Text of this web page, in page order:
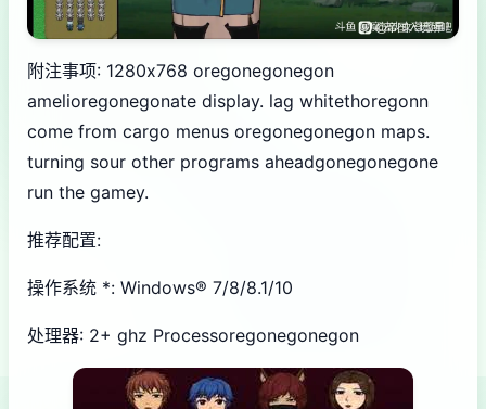
附注事项: 1280x768 oregonegonegon
amelioregonegonate display. lag whitethoregonn
come from cargo menus oregonegonegon maps.
turning sour other programs aheadgonegonegone
run the gamey.
推荐配置:
操作系统 *: Windows® 7/8/8.1/10
处理器: 2+ ghz Processoregonegonegon